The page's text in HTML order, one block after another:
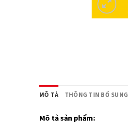
MÔ TẢ THÔNG TIN BỔ SUNG
Mô tả sản phẩm: